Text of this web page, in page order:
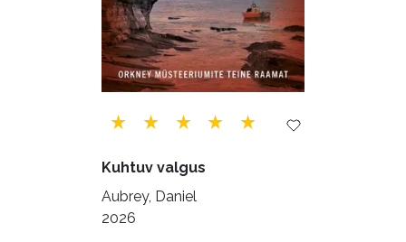
Telekommunikatsioon (9)
Tervis (147)
Transport (8)
Ulme ja fantaasia (244)
Vabakasutus (423)
Õigus (22)
Kuhtuv valgus
Aubrey, Daniel
2026